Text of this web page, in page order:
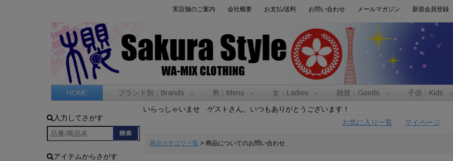
実店舗のご案内 会社概要 お支払/送料 お問い合わせ メールマガジン 新規会員登録
HOME ブランド別：Brands 男：Mens 女：Ladies 雑貨：Goods 子供：Kids
入力してさがす
アイテムからさがす
いらっしゃいませ ゲストさん。いつもありがとうございます！
お気に入り一覧
マイページ
商品カテゴリ一覧 > 商品についてのお問い合わせ